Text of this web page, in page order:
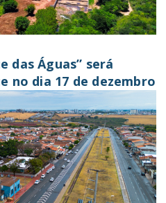
das Águas” será
no dia 17 de dezembro